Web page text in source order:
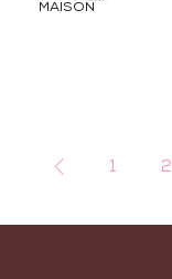
MAISON
1 2